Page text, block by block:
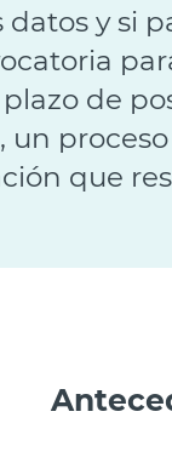
datos y si
de
un
que